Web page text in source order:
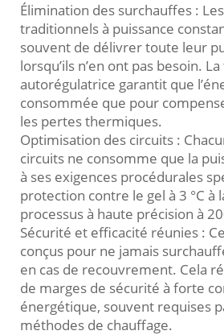
Élimination des surchauffes :
traditionnels à puissance
souvent de délivrer toute leur
lorsqu’ils n’en ont pas besoin.
autorégulatrice garantit que
consommée que pour
les pertes thermiques.
Optimisation des circuits :
circuits ne consomme que la
à ses exigences procédurales
protection contre le gel à 3 °C à
processus à haute précision à
Sécurité et efficacité réunies :
conçus pour ne jamais
en cas de recouvrement. Cela
de marges de sécurité à forte
énergétique, souvent requises
méthodes de chauffage.